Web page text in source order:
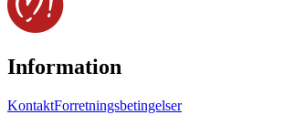
Information
KontaktForretningsbetingelser